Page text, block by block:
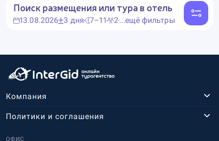
Поиск размещения или тура в отель
13.08.2026 3 дня 7–11 2...ещё фильтры
Компания
ОФИС
Политики и соглашения